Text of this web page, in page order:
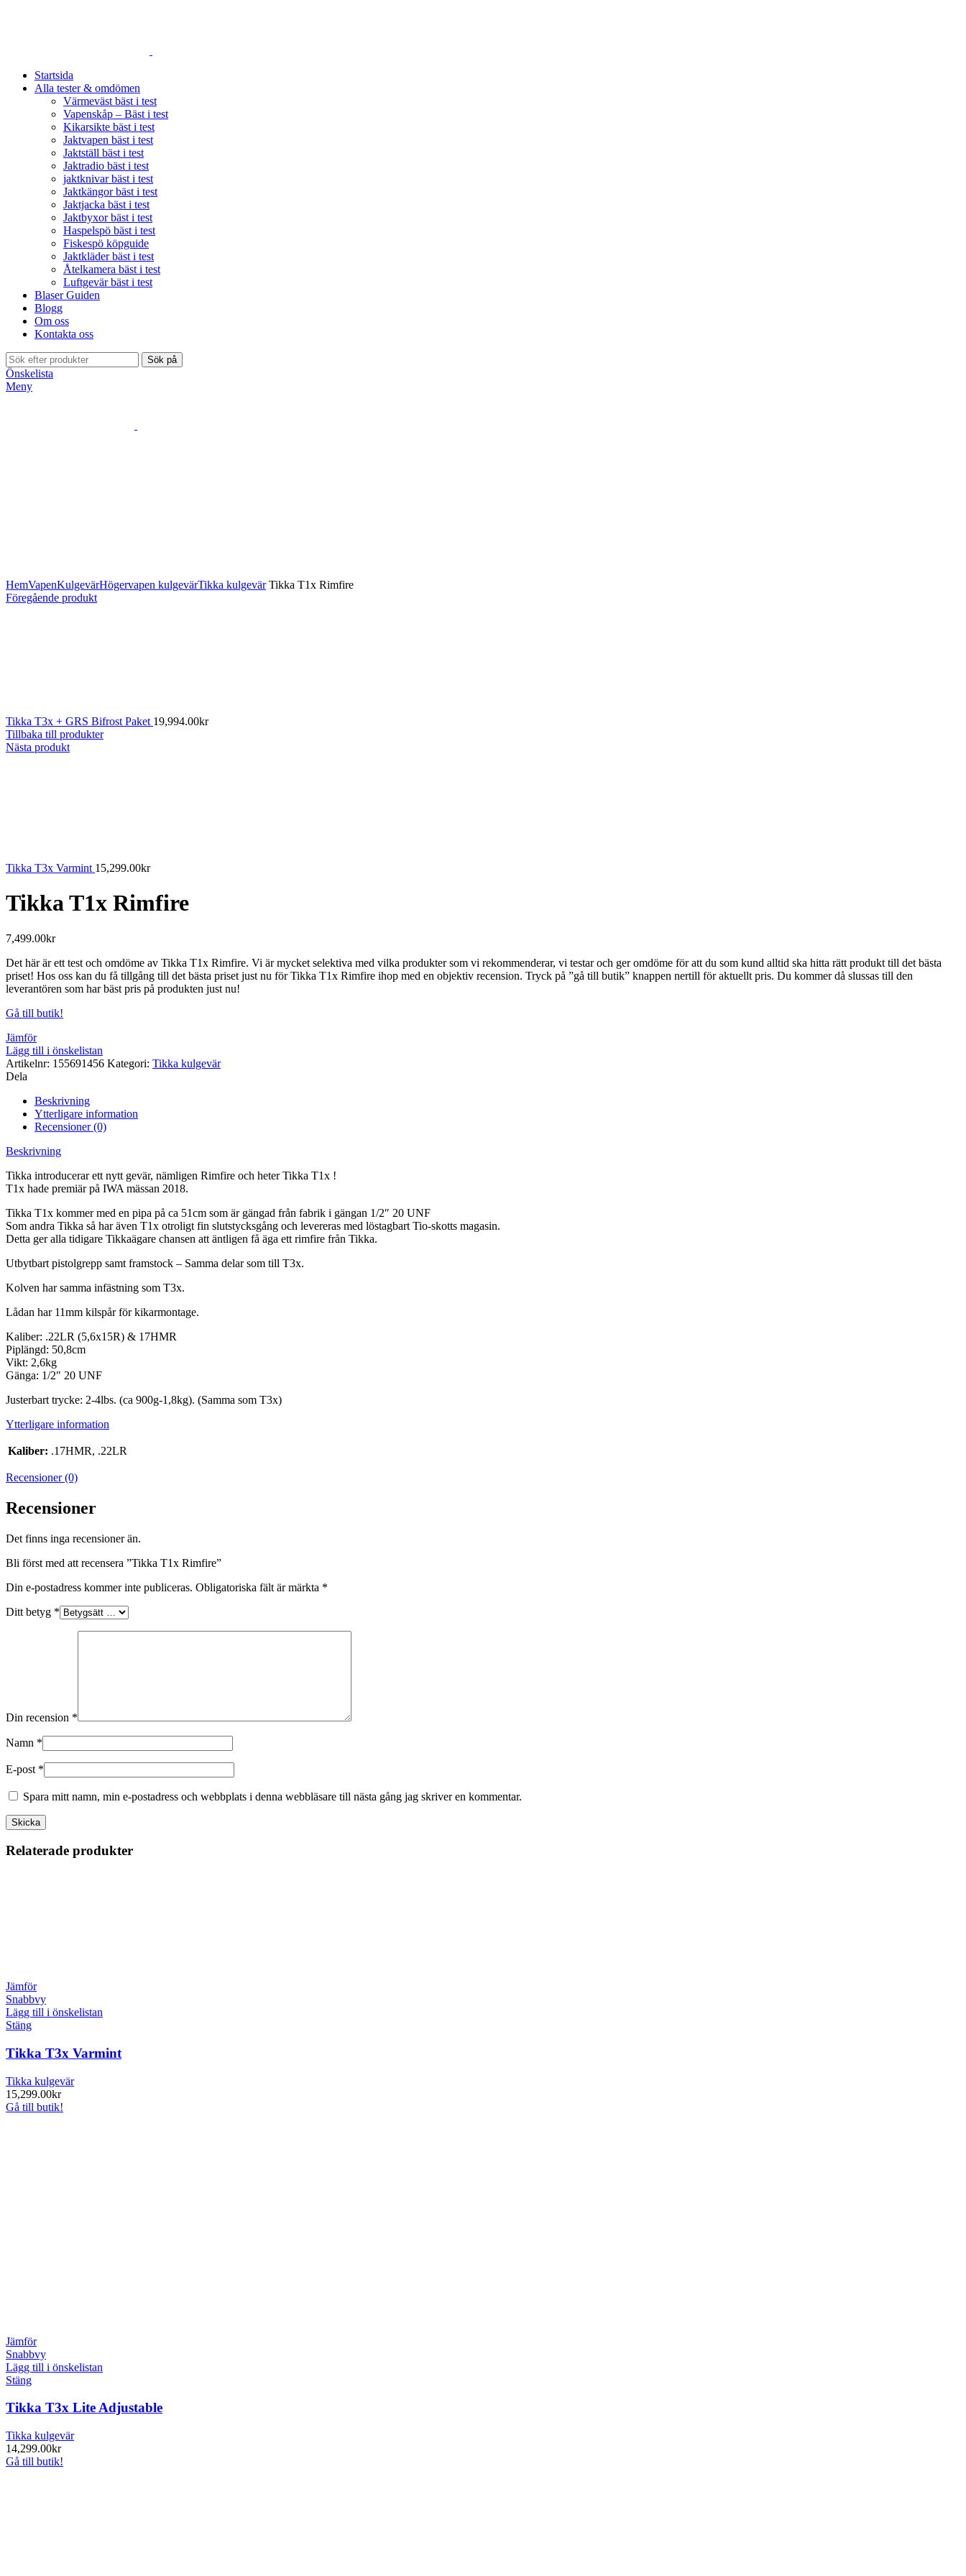
Startsida
Alla tester & omdömen
Värmeväst bäst i test
Vapenskåp – Bäst i test
Kikarsikte bäst i test
Jaktvapen bäst i test
Jaktställ bäst i test
Jaktradio bäst i test
jaktknivar bäst i test
Jaktkängor bäst i test
Jaktjacka bäst i test
Jaktbyxor bäst i test
Haspelspö bäst i test
Fiskespö köpguide
Jaktkläder bäst i test
Åtelkamera bäst i test
Luftgevär bäst i test
Blaser Guiden
Blogg
Om oss
Kontakta oss
Sök på
Önskelista
Meny
HemVapenKulgevärHögervapen kulgevärTikka kulgevärTikka T1x Rimfire
Föregående produkt
Tikka T3x + GRS Bifrost Paket 19,994.00kr
Tillbaka till produkter
Nästa produkt
Tikka T3x Varmint 15,299.00kr
Tikka T1x Rimfire
7,499.00kr
Det här är ett test och omdöme av Tikka T1x Rimfire. Vi är mycket selektiva med vilka produkter som vi rekommenderar, vi testar och ger omdöme för att du som kund alltid ska hitta rätt produkt till det bästa
priset! Hos oss kan du få tillgång till det bästa priset just nu för Tikka T1x Rimfire ihop med en objektiv recension. Tryck på ”gå till butik” knappen nertill för aktuellt pris. Du kommer då slussas till den
leverantören som har bäst pris på produkten just nu!
Gå till butik!
Jämför
Lägg till i önskelistan
Artikelnr: 155691456 Kategori: Tikka kulgevär
Dela
Beskrivning
Ytterligare information
Recensioner (0)
Beskrivning
Tikka introducerar ett nytt gevär, nämligen Rimfire och heter Tikka T1x !
T1x hade premiär på IWA mässan 2018.
Tikka T1x kommer med en pipa på ca 51cm som är gängad från fabrik i gängan 1/2″ 20 UNF
Som andra Tikka så har även T1x otroligt fin slutstycksgång och levereras med löstagbart Tio-skotts magasin.
Detta ger alla tidigare Tikkaägare chansen att äntligen få äga ett rimfire från Tikka.
Utbytbart pistolgrepp samt framstock – Samma delar som till T3x.
Kolven har samma infästning som T3x.
Lådan har 11mm kilspår för kikarmontage.
Kaliber: .22LR (5,6x15R) & 17HMR
Piplängd: 50,8cm
Vikt: 2,6kg
Gänga: 1/2″ 20 UNF
Justerbart trycke: 2-4lbs. (ca 900g-1,8kg). (Samma som T3x)
Ytterligare information
Kaliber: .17HMR, .22LR
Recensioner (0)
Recensioner
Det finns inga recensioner än.
Bli först med att recensera ”Tikka T1x Rimfire”
Din e-postadress kommer inte publiceras. Obligatoriska fält är märkta *
Ditt betyg *
Din recension *
Namn *
E-post *
Spara mitt namn, min e-postadress och webbplats i denna webbläsare till nästa gång jag skriver en kommentar.
Relaterade produkter
Jämför
Snabbvy
Lägg till i önskelistan
Stäng
Tikka T3x Varmint
Tikka kulgevär
15,299.00kr
Gå till butik!
Jämför
Snabbvy
Lägg till i önskelistan
Stäng
Tikka T3x Lite Adjustable
Tikka kulgevär
14,299.00kr
Gå till butik!